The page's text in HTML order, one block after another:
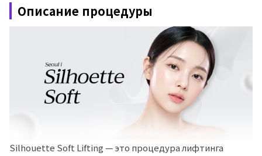
Описание процедуры
Silhouette Soft Lifting — это процедура лифтинга